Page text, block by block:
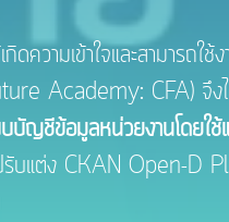
มเข้าใจและสามารถใช้
Academy: CFA) จึงไ
บัญชีข้อมูลหน่วยงานโดย
บแต่ง CKAN Open-D